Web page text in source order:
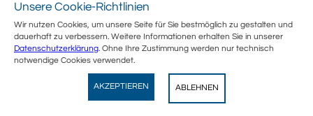
AGB
Sicherheit
Datenschutz
Umweltschutz
Sitemap
Kontakt
Vertrag widerrufen
Wegertseder
GRATIS - Im Play Store
Unsere Cookie-Richtlinien
Wir nutzen Cookies, um unsere Seite für Sie bestmöglich zu gestalten und
dauerhaft zu verbessern. Weitere Informationen erhalten Sie in unserer
Datenschutzerklärung. Ohne Ihre Zustimmung werden nur technisch
notwendige Cookies verwendet.
AKZEPTIEREN ABLEHNEN